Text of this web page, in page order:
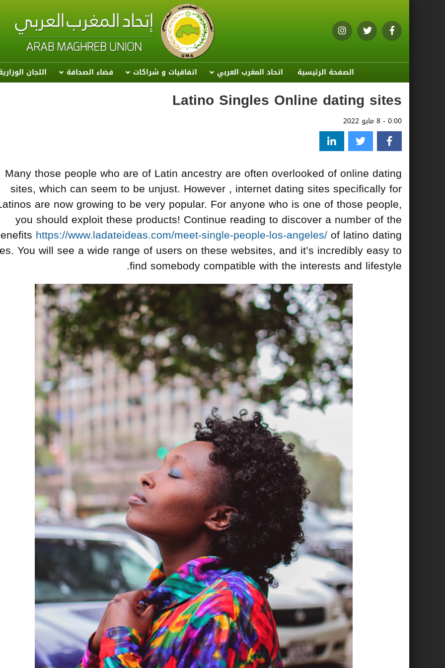
الصفحة الرئيسية اتحاد المغرب العربي اتفاقيات و شراكات فضاء الصحافة اللجان
Latino Singles Online dating sites
0:00 - 8 مايو 2022
Many those people who are of Latin ancestry are often overlooked of online dating
sites, which can seem to be unjust. However , internet dating sites specifically for
are now growing to be very popular. For anyone who is one of those people,
you should exploit these products! Continue reading to discover a number of the
https://www.ladateideas.com/meet-single-people-los-angeles/of latino dating
You will see a wide range of users on these websites, and it’s incredibly easy to
find somebody compatible with the interests and lifestyle.